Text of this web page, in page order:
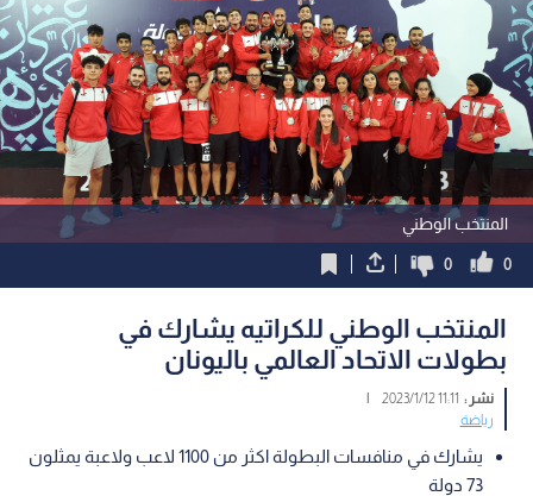
المنتخب الوطني
0
0
المنتخب الوطني للكراتيه يشارك في
بطولات الاتحاد العالمي باليونان
نشر : 11:11 2023/1/12
|
رياضة
يشارك في منافسات البطولة اكثر من 1100 لاعب ولاعبة يمثلون
73 دولة